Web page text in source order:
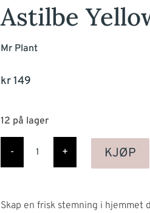
Astilbe
Mr Plant
kr149
12 på lager
-
Yellow,
cm
+ KJØP
Skap en frisk stemning i